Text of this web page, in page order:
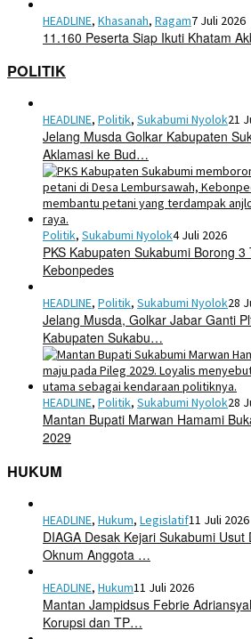
HEADLINE, Khasanah, Ragam7 Juli 2026
11.160 Peserta Siap Ikuti Khatam
POLITIK
HEADLINE, Politik, Sukabumi Nyolok21
Jelang Musda Golkar Kabupaten
Aklamasi ke Bud…
Politik, Sukabumi Nyolok4 Juli 2026
PKS Kabupaten Sukabumi Borong
Kebonpedes
HEADLINE, Politik, Sukabumi Nyolok28
Jelang Musda, Golkar Jabar Ganti
Kabupaten Sukabu…
HEADLINE, Politik, Sukabumi Nyolok28
Mantan Bupati Marwan Hamami
2029
HUKUM
HEADLINE, Hukum, Legislatif11 Juli 2026
DIAGA Desak Kejari Sukabumi
Oknum Anggota …
HEADLINE, Hukum11 Juli 2026
Mantan Jampidsus Febrie
Korupsi dan TP…